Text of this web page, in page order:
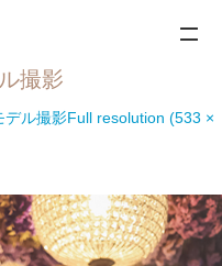
撮影
デル撮影Full resolution (533 ×